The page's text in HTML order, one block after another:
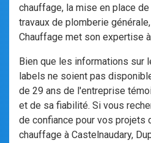
chauffage, la mise en place
travaux de plomberie
Chauffage met son expertise
Bien que les informations sur
labels ne soient pas
de 29 ans de l'entreprise
et de sa fiabilité. Si vous
de confiance pour vos projets
chauffage à Castelnaudary,